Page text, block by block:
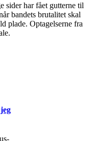
sider har fået gutterne til
bandets brutalitet skal
plade. Optagelserne fra